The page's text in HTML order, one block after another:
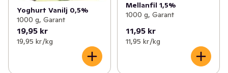
Yoghurt Vanilj 0,5%
1000 g, Garant
19,95 kr
19,95 kr /kg
Mellanfil 1,5%
1000 g, Garant
11,95 kr
11,95 kr /kg